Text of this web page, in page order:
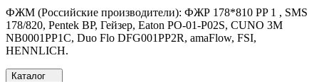
ФЖМ (Российские производители): ФЖР 178*810 PP 1 , SMS
178/820, Pentek BP, Гейзер, Eaton PO-01-P02S, CUNO 3M
NB0001PP1C, Duo Flo DFG001PP2R, amaFlow, FSI,
HENNLICH.
Каталог